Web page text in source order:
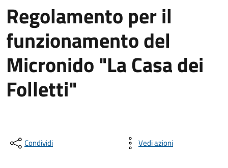
Regolamento per il
funzionamento del
Micronido "La Casa dei
Folletti"
Condividi Vedi azioni